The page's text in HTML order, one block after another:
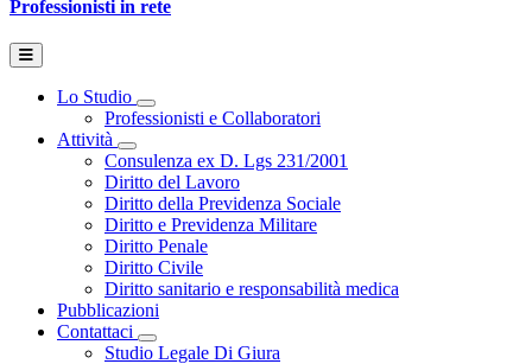
Professionisti in rete
Lo Studio
Toggle Dropdown
Professionisti e Collaboratori
Attività
Toggle Dropdown
Consulenza ex D. Lgs 231/2001
Diritto del Lavoro
Diritto della Previdenza Sociale
Diritto e Previdenza Militare
Diritto Penale
Diritto Civile
Diritto sanitario e responsabilità medica
Pubblicazioni
Contattaci
Toggle Dropdown
Studio Legale Di Giura